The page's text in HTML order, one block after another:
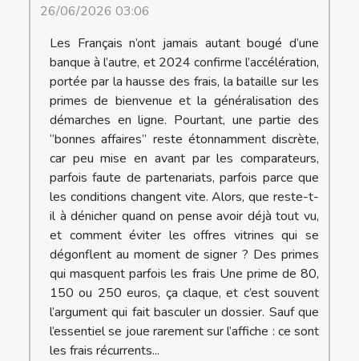
26/06/2026 03:06
Les Français n’ont jamais autant bougé d’une
banque à l’autre, et 2024 confirme l’accélération,
portée par la hausse des frais, la bataille sur les
primes de bienvenue et la généralisation des
démarches en ligne. Pourtant, une partie des
“bonnes affaires” reste étonnamment discrète,
car peu mise en avant par les comparateurs,
parfois faute de partenariats, parfois parce que
les conditions changent vite. Alors, que reste-t-
il à dénicher quand on pense avoir déjà tout vu,
et comment éviter les offres vitrines qui se
dégonflent au moment de signer ? Des primes
qui masquent parfois les frais Une prime de 80,
150 ou 250 euros, ça claque, et c’est souvent
l’argument qui fait basculer un dossier. Sauf que
l’essentiel se joue rarement sur l’affiche : ce sont
les frais récurrents...